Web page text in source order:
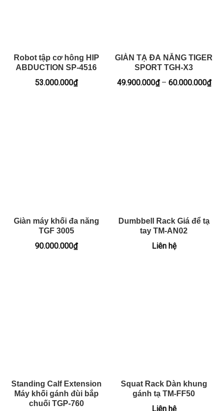
Robot tập cơ hông HIP
ABDUCTION SP-4516
53.000.000₫
GIÀN TẠ ĐA NĂNG TIGER
SPORT TGH-X3
49.900.000₫ – 60.000.000₫
Giàn máy khối đa năng
TGF 3005
90.000.000₫
Dumbbell Rack Giá để tạ
tay TM-AN02
Liên hệ
Standing Calf Extension
Máy khối gánh đùi bắp
chuối TGP-760
Squat Rack Dàn khung
gánh tạ TM-FF50
Liên hệ